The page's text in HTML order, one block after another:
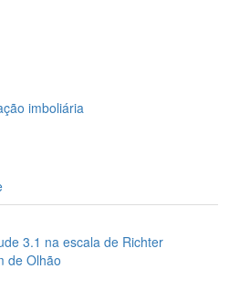
3.1 na escala de Richter
de Olhão